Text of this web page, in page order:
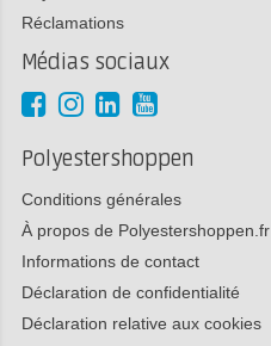
Réclamations
Médias sociaux
Polyestershoppen
Conditions générales
À propos de Polyestershoppen.fr
Informations de contact
Déclaration de confidentialité
Déclaration relative aux cookies